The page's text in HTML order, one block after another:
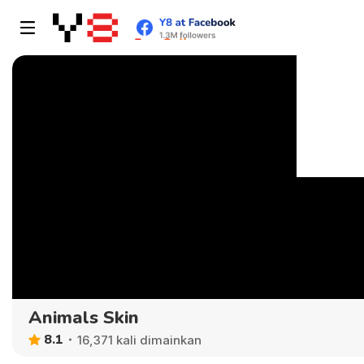
Animals Skin
8.1 16,371 kali dimainkan